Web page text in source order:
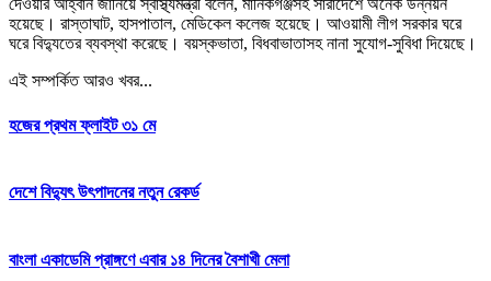
দেওয়ার আহ্বান জানিয়ে স্বাস্থ্যমন্ত্রী বলেন, মানিকগঞ্জসহ সারাদেশে অনেক উন্নয়ন
হয়েছে। রাস্তাঘাট, হাসপাতাল, মেডিকেল কলেজ হয়েছে। আওয়ামী লীগ সরকার ঘরে
ঘরে বিদ্যুতের ব্যবস্থা করেছে। বয়স্কভাতা, বিধবাভাতাসহ নানা সুযোগ-সুবিধা দিয়েছে।
এই সম্পর্কিত আরও খবর...
হজের প্রথম ফ্লাইট ৩১ মে
দেশে বিদ্যুৎ উৎপাদনের নতুন রেকর্ড
বাংলা একাডেমি প্রাঙ্গণে এবার ১৪ দিনের বৈশাখী মেলা